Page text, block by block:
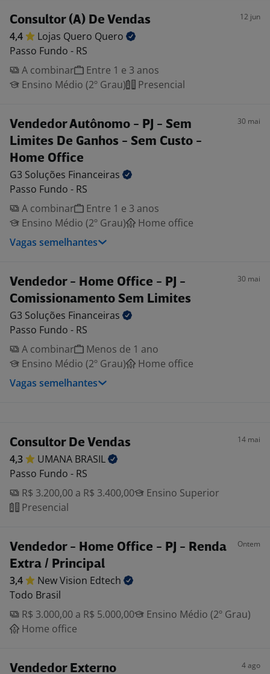
Consultor (A) De Vendas 12 jun
4,4 Lojas Quero Quero
Passo Fundo - RS
A combinar
Entre 1 e 3 anos
Ensino Médio (2º Grau)
Presencial
Vendedor Autônomo - PJ - Sem
Limites De Ganhos - Sem Custo -
Home Office
30 mai
G3 Soluções Financeiras
Passo Fundo - RS
A combinar
Entre 1 e 3 anos
Ensino Médio (2º Grau)
Home office
Vagas semelhantes
Vendedor - Home Office - PJ -
Comissionamento Sem Limites
30 mai
G3 Soluções Financeiras
Passo Fundo - RS
A combinar
Menos de 1 ano
Ensino Médio (2º Grau)
Home office
Vagas semelhantes
Consultor De Vendas 14 mai
4,3 UMANA BRASIL
Passo Fundo - RS
R$ 3.200,00 a R$ 3.400,00
Ensino Superior
Presencial
Vendedor - Home Office - PJ - Renda
Extra / Principal
Ontem
3,4 New Vision Edtech
Todo Brasil
R$ 3.000,00 a R$ 5.000,00
Ensino Médio (2º Grau)
Home office
Vendedor Externo 4 ago